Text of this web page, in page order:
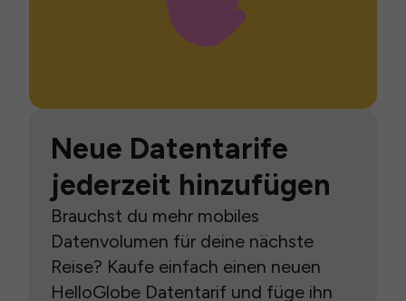
Neue Datentarife
jederzeit hinzufügen
Brauchst du mehr mobiles
Datenvolumen für deine nächste
Reise? Kaufe einfach einen neuen
HelloGlobe Datentarif und füge ihn